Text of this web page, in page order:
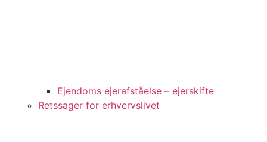
Ejendoms ejerafståelse – ejerskifte
Retssager for erhvervslivet